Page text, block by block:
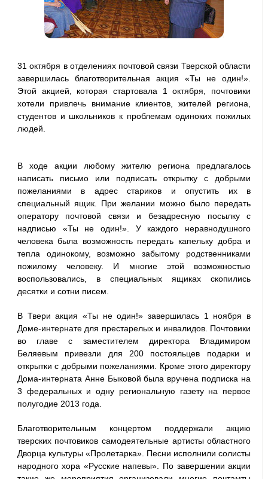
31 октября в отделениях почтовой связи Тверской области
завершилась благотворительная акция «Ты не один!».
Этой акцией, которая стартовала 1 октября, почтовики
хотели привлечь внимание клиентов, жителей региона,
студентов и школьников к проблемам одиноких пожилых
людей.
В ходе акции любому жителю региона предлагалось
написать письмо или подписать открытку с добрыми
пожеланиями в адрес стариков и опустить их в
специальный ящик. При желании можно было передать
оператору почтовой связи и безадресную посылку с
надписью «Ты не один!». У каждого неравнодушного
человека была возможность передать капельку добра и
тепла одинокому, возможно забытому родственниками
пожилому человеку. И многие этой возможностью
воспользовались, в специальных ящиках скопились
десятки и сотни писем.
В Твери акция «Ты не один!» завершилась 1 ноября в
Доме-интернате для престарелых и инвалидов. Почтовики
во главе с заместителем директора Владимиром
Беляевым привезли для 200 постояльцев подарки и
открытки с добрыми пожеланиями. Кроме этого директору
Дома-интерната Анне Быковой была вручена подписка на
3 федеральных и одну региональную газету на первое
полугодие 2013 года.
Благотворительным концертом поддержали акцию
тверских почтовиков самодеятельные артисты областного
Дворца культуры «Пролетарка». Песни исполнили солисты
народного хора «Русские напевы». По завершении акции